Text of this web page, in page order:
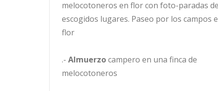
melocotoneros en flor con foto-paradas
escogidos lugares. Paseo por los campos
flor
.- Almuerzocampero en una finca de
melocotoneros